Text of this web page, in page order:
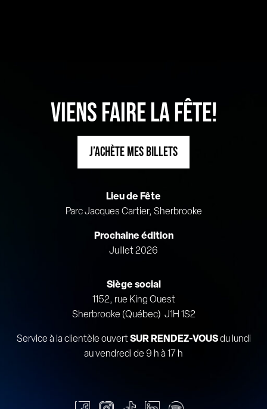
VIENS FAIRE LA FÊTE!
J’ACHÈTE MES BILLETS
Lieu de Fête
Parc Jacques Cartier, Sherbrooke
Prochaine édition
Juillet 2026
Siège social
1152, rue King Ouest
Sherbrooke (Québec) J1H 1S2
Service à la clientèle ouvertSUR RENDEZ-VOUSdu lundi
au vendredi de 9 h à 17 h